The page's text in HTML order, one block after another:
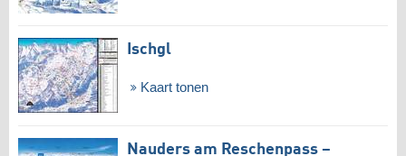
Ischgl
Kaart tonen
Nauders am Reschenpass –